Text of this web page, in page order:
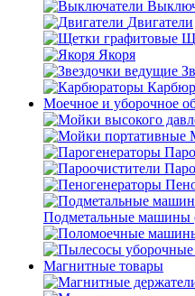
Двигатели
Якоря
Моечное и уборочное
Подметальные машины
Магнитные товары